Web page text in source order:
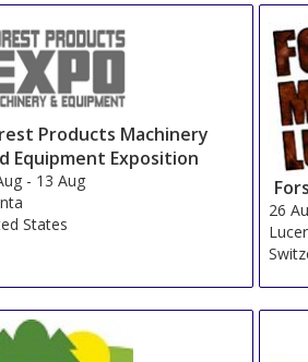
Products Machinery
Equipment Exposition
- 13 Aug
States
26